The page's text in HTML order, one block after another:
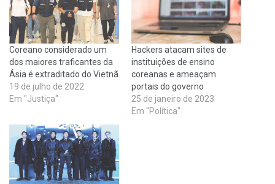
Coreano considerado um
dos maiores traficantes da
Ásia é extraditado do Vietnã
19 de julho de 2022
Em "Justiça"
Hackers atacam sites de
instituições de ensino
coreanas e ameaçam
portais do governo
25 de janeiro de 2023
Em "Política"